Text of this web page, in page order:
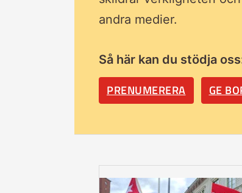
andra medier.
Så här kan du stödja
PRENUMERERA GE